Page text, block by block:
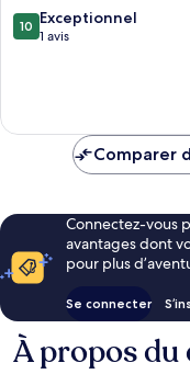
10.0
sur
10 Exceptionnel
1 avis
Comparer
Connectez-vous
avantages dont
pour plus
Se connecter
À propos